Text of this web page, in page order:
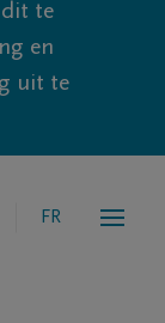
dit te
en
uit te
FR